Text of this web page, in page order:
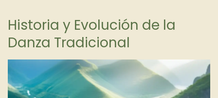
Historia y Evolución de la
Danza Tradicional